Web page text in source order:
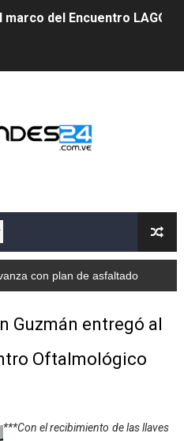
del Encuentro LAGO
apadrina a más de 993
deportiva de cara a
mesa de trabajo con
bordado en punto de cruz
en la transformación del
con plan de asfaltado
Guzmán entregó al
Oftalmológico
***Con el recibimiento de las llaves